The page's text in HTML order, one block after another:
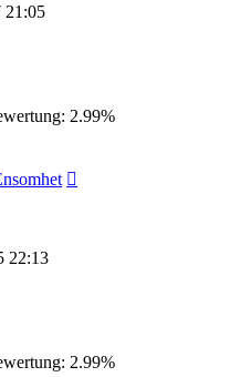
21:05
2.99%
22:13
2.99%